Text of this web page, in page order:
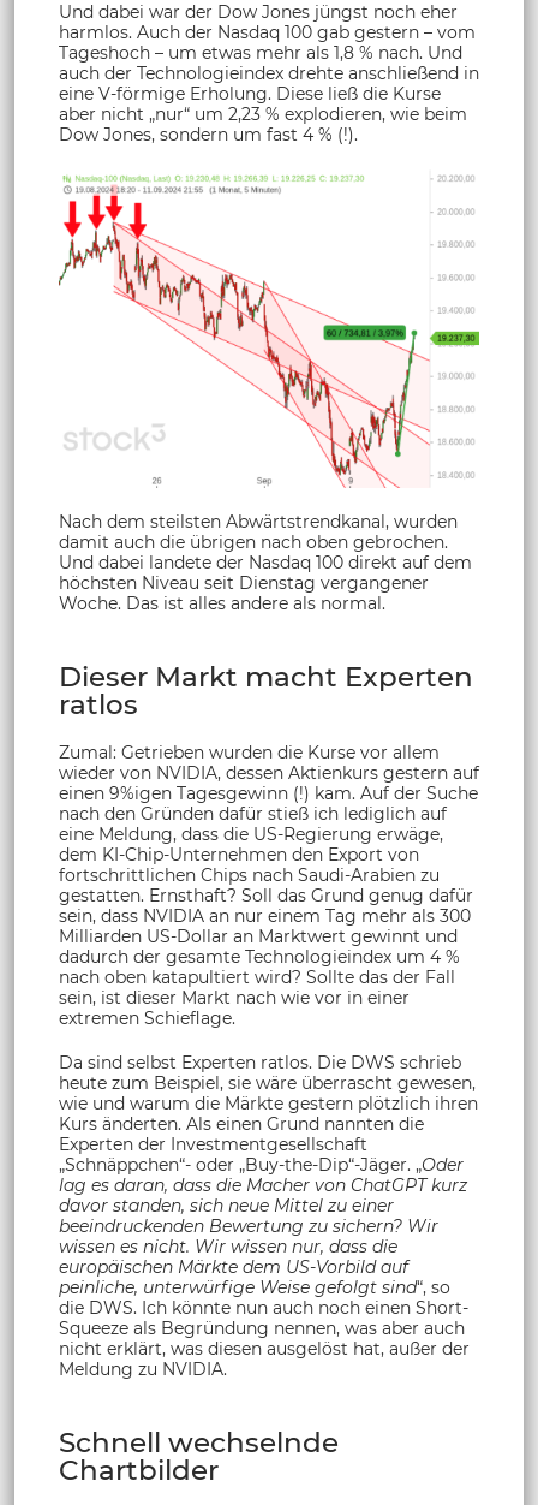
Und dabei war der Dow Jones jüngst noch eher
harmlos. Auch der Nasdaq 100 gab gestern – vom
Tageshoch – um etwas mehr als 1,8 % nach. Und
auch der Technologieindex drehte anschließend in
eine V-förmige Erholung. Diese ließ die Kurse
aber nicht „nur“ um 2,23 % explodieren, wie beim
Dow Jones, sondern um fast 4 % (!).
Nach dem steilsten Abwärtstrendkanal, wurden
damit auch die übrigen nach oben gebrochen.
Und dabei landete der Nasdaq 100 direkt auf dem
höchsten Niveau seit Dienstag vergangener
Woche. Das ist alles andere als normal.
Dieser Markt macht Experten
ratlos
Zumal: Getrieben wurden die Kurse vor allem
wieder von NVIDIA, dessen Aktienkurs gestern auf
einen 9%igen Tagesgewinn (!) kam. Auf der Suche
nach den Gründen dafür stieß ich lediglich auf
eine Meldung, dass die US-Regierung erwäge,
dem KI-Chip-Unternehmen den Export von
fortschrittlichen Chips nach Saudi-Arabien zu
gestatten. Ernsthaft? Soll das Grund genug dafür
sein, dass NVIDIA an nur einem Tag mehr als 300
Milliarden US-Dollar an Marktwert gewinnt und
dadurch der gesamte Technologieindex um 4 %
nach oben katapultiert wird? Sollte das der Fall
sein, ist dieser Markt nach wie vor in einer
extremen Schieflage.
Da sind selbst Experten ratlos. Die DWS schrieb
heute zum Beispiel, sie wäre überrascht gewesen,
wie und warum die Märkte gestern plötzlich ihren
Kurs änderten. Als einen Grund nannten die
Experten der Investmentgesellschaft
„Schnäppchen“- oder „Buy-the-Dip“-Jäger. „Oder
lag es daran, dass die Macher von ChatGPT kurz
davor standen, sich neue Mittel zu einer
beeindruckenden Bewertung zu sichern? Wir
wissen es nicht. Wir wissen nur, dass die
europäischen Märkte dem US-Vorbild auf
peinliche, unterwürfige Weise gefolgt sind“, so
die DWS. Ich könnte nun auch noch einen Short-
Squeeze als Begründung nennen, was aber auch
nicht erklärt, was diesen ausgelöst hat, außer der
Meldung zu NVIDIA.
Schnell wechselnde
Chartbilder